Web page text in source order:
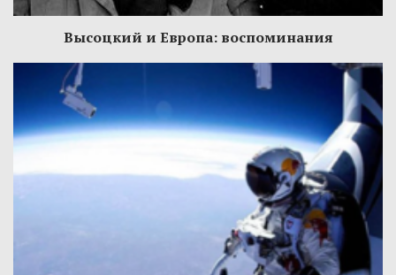
Высоцкий и Европа: воспоминания